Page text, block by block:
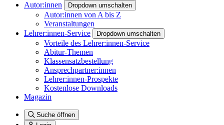
Autor:innen
Dropdown umschalten
Autor:innen von A bis Z
Veranstaltungen
Lehrer:innen-Service
Dropdown umschalten
Vorteile des Lehrer:innen-Service
Abitur-Themen
Klassensatzbestellung
Ansprechpartner:innen
Lehrer:innen-Prospekte
Kostenlose Downloads
Magazin
Suche öffnen